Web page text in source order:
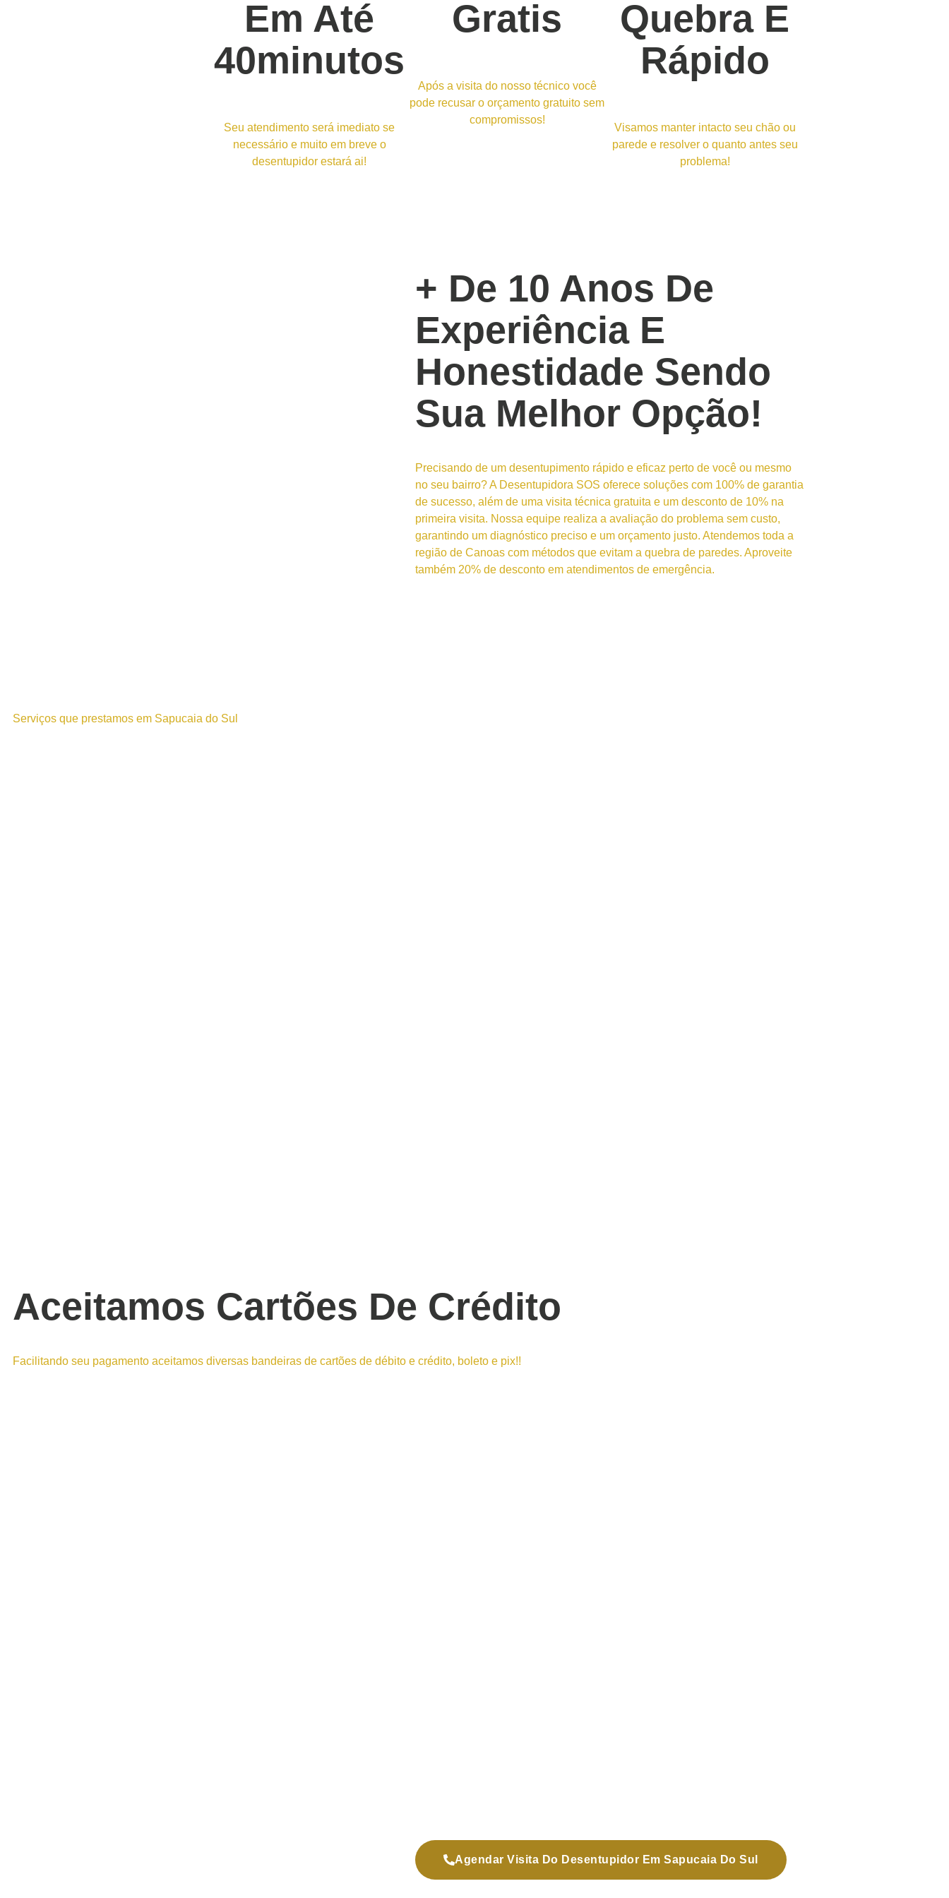
Em Até
40minutos
Seu atendimento será imediato se
necessário e muito em breve o
desentupidor estará ai!
Gratis
Após a visita do nosso técnico você
pode recusar o orçamento gratuito sem
compromissos!
Quebra E
Rápido
Visamos manter intacto seu chão ou
parede e resolver o quanto antes seu
problema!
+ De 10 Anos De
Experiência E
Honestidade Sendo
Sua Melhor Opção!
Precisando de um desentupimento rápido e eficaz perto de você ou mesmo
no seu bairro? A Desentupidora SOS oferece soluções com 100% de garantia
de sucesso, além de uma visita técnica gratuita e um desconto de 10% na
primeira visita. Nossa equipe realiza a avaliação do problema sem custo,
garantindo um diagnóstico preciso e um orçamento justo. Atendemos toda a
região de Canoas com métodos que evitam a quebra de paredes. Aproveite
também 20% de desconto em atendimentos de emergência.
Serviços que prestamos em Sapucaia do Sul
Aceitamos Cartões De Crédito
Facilitando seu pagamento aceitamos diversas bandeiras de cartões de débito e crédito, boleto e pix!!
Agendar Visita Do Desentupidor Em Sapucaia Do Sul